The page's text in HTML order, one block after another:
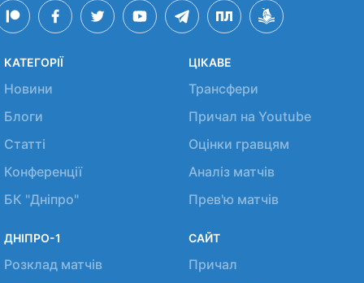
КАТЕГОРІЇ
Новини
Блоги
Статті
Конференції
БК "Дніпро"
ЦІКАВЕ
Трансфери
Причал на Youtube
Оцінки гравцям
Аналіз матчів
Прев'ю матчів
ДНІПРО-1
Розклад матчів
САЙТ
Причал